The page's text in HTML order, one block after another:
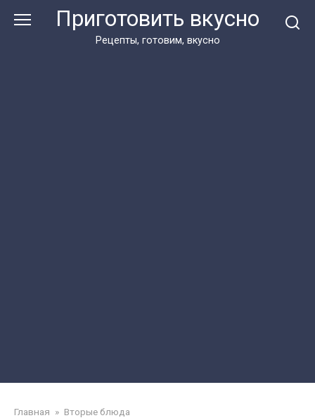
Приготовить вкусно
Рецепты, готовим, вкусно
Главная » Вторые блюда